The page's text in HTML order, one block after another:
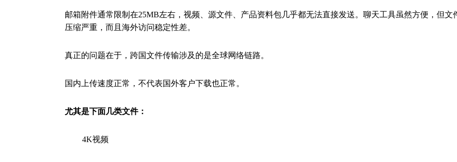
邮箱附件通常限制在25MB左右，视频、源文件、产品资料包几乎都无法直接发送。聊天工具虽然方便，但文
压缩严重，而且海外访问稳定性差。
真正的问题在于，跨国文件传输涉及的是全球网络链路。
国内上传速度正常，不代表国外客户下载也正常。
尤其是下面几类文件：
4K视频